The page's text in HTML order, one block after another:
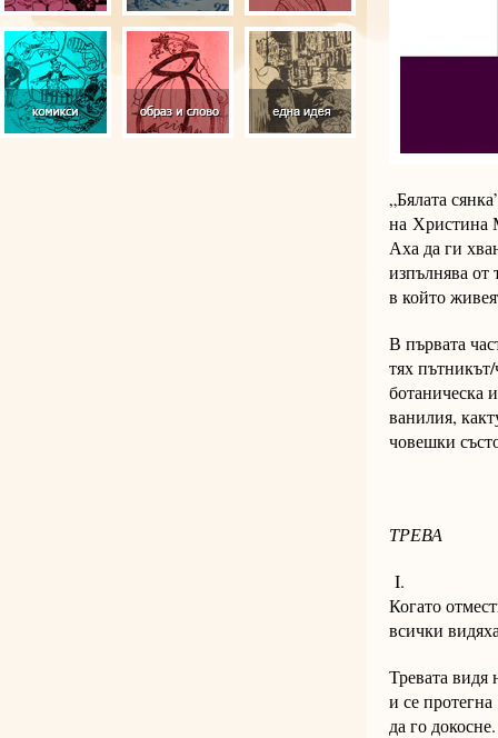
„Бялата
на Христина
Аха да ги
изпълнява от
в който
В първата
тях
ботаническа
ванилия,
човешки
ТРЕВА
I.
Когато
всички
Тревата видя
и се протегна
да го докосне.